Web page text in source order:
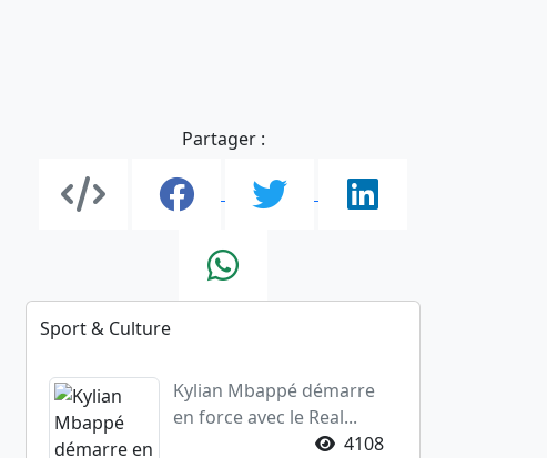
Partager :
Sport & Culture
Kylian Mbappé démarre
en force avec le Real...
4108